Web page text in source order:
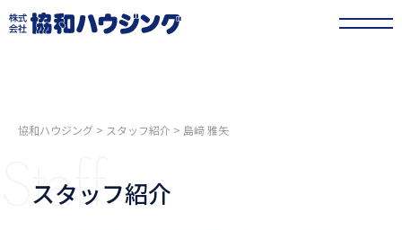
協和ハウジング > スタッフ紹介 > 島﨑 雅矢
Staff
スタッフ紹介